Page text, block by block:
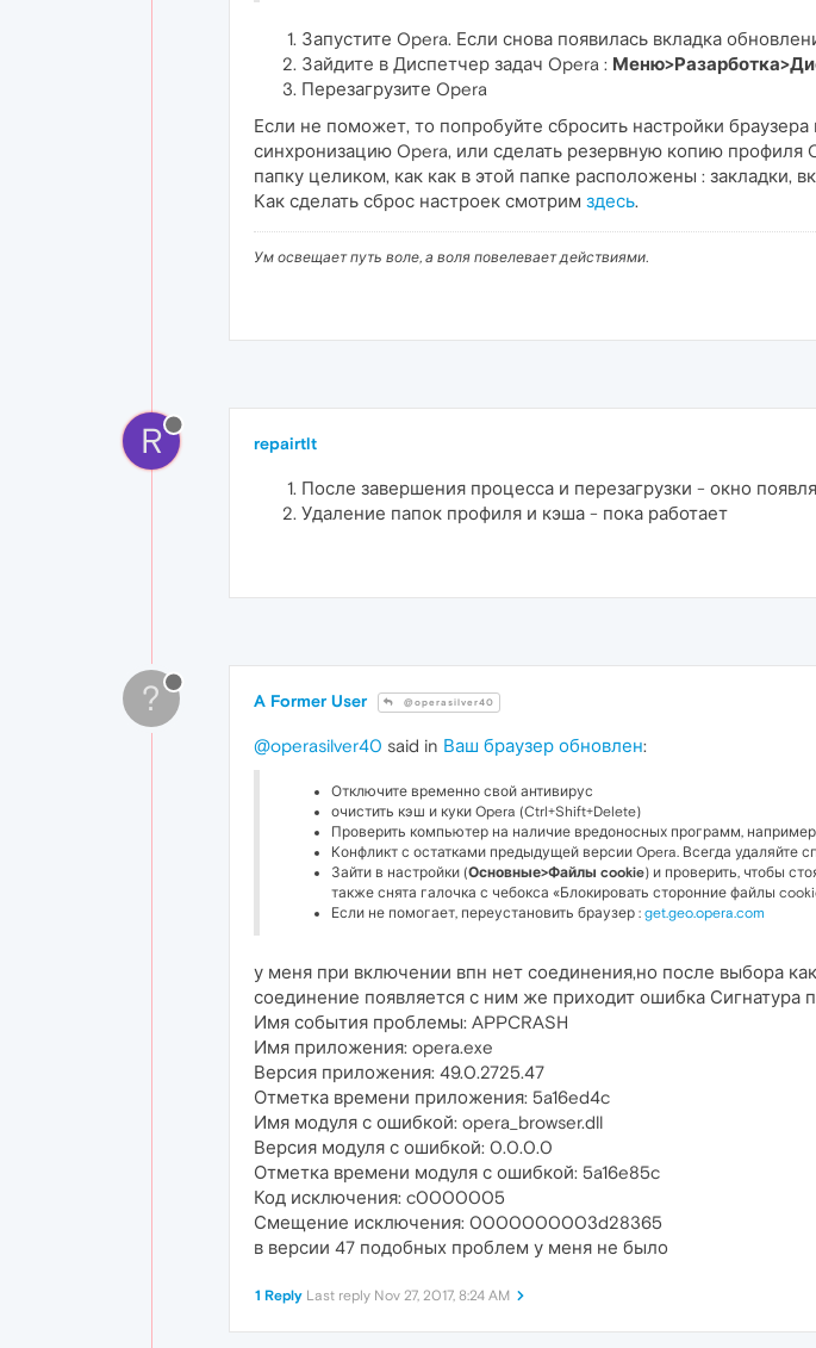
Запустите Opera. Если снова появилась вкладка
Зайдите в Диспетчер задач Opera :
Перезагрузите Opera
Если не поможет, то попробуйте сбросить настройки
синхронизацию Opera, или сделать резервную копию
папку целиком, как как в этой папке расположены : закладки,
Как сделать сброс настроек смотрим здесь.
Ум освещает путь воле, а воля повелевает действиями.
R repairtlt
После завершения процесса и перезагрузки - окно
Удаление папок профиля и кэша - пока работает
? A Former User @operasilver40
@operasilver40 said in Ваш браузер обновлен:
Отключите временно свой антивирус
очистить кэш и куки Opera (Ctrl+Shift+Delete)
Проверить компьютер на наличие вредоносных программ, например,
Конфликт с остатками предыдущей версии Opera. Всегда
Зайти в настройки (Основные>Файлы cookie) и проверить, чтобы
также снята галочка с чебокса «Блокировать сторонние файлы
Если не помогает, переустановить браузер : get.geo.opera.com
у меня при включении впн нет соединения,но после выбора
соединение появляется с ним же приходит ошибка Сигнатура
Имя события проблемы: APPCRASH
Имя приложения: opera.exe
Версия приложения: 49.0.2725.47
Отметка времени приложения: 5a16ed4c
Имя модуля с ошибкой: opera_browser.dll
Версия модуля с ошибкой: 0.0.0.0
Отметка времени модуля с ошибкой: 5a16e85c
Код исключения: c0000005
Смещение исключения: 0000000003d28365
в версии 47 подобных проблем у меня не было
1 Reply Last reply Nov 27, 2017, 8:24 AM